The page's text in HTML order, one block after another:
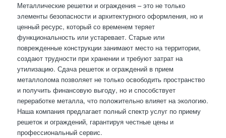
Металлические решетки и ограждения – это не только
элементы безопасности и архитектурного оформления, но и
ценный ресурс, который со временем теряет
функциональность или устаревает. Старые или
поврежденные конструкции занимают место на территории,
создают трудности при хранении и требуют затрат на
утилизацию. Сдача решеток и ограждений в прием
металлолома позволяет не только освободить пространство
и получить финансовую выгоду, но и способствует
переработке металла, что положительно влияет на экологию.
Наша компания предлагает полный спектр услуг по приему
решеток и ограждений, гарантируя честные цены и
профессиональный сервис.